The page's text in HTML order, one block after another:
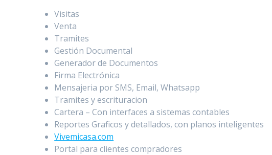
Visitas
Venta
Tramites
Gestión Documental
Generador de Documentos
Firma Electrónica
Mensajeria por SMS, Email, Whatsapp
Tramites y escrituracion
Cartera – Con interfaces a sistemas contables
Reportes Graficos y detallados, con planos inteligentes
Vivemicasa.com
Portal para clientes compradores